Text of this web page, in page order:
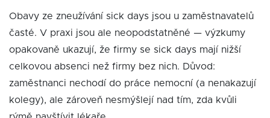
Obavy ze zneužívání sick days jsou u zaměstnavatelů
časté. V praxi jsou ale neopodstatněné — výzkumy
opakovaně ukazují, že firmy se sick days mají nižší
celkovou absenci než firmy bez nich. Důvod:
zaměstnanci nechodí do práce nemocní (a nenakazují
kolegy), ale zároveň nesmýšlejí nad tím, zda kvůli